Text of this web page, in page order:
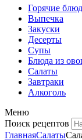
Горячие
Выпечка
Закуски
Десерты
Супы
Блюда из
Салаты
Завтраки
Алкоголь
Меню
Поиск рецептов
ГлавнаяСалаты